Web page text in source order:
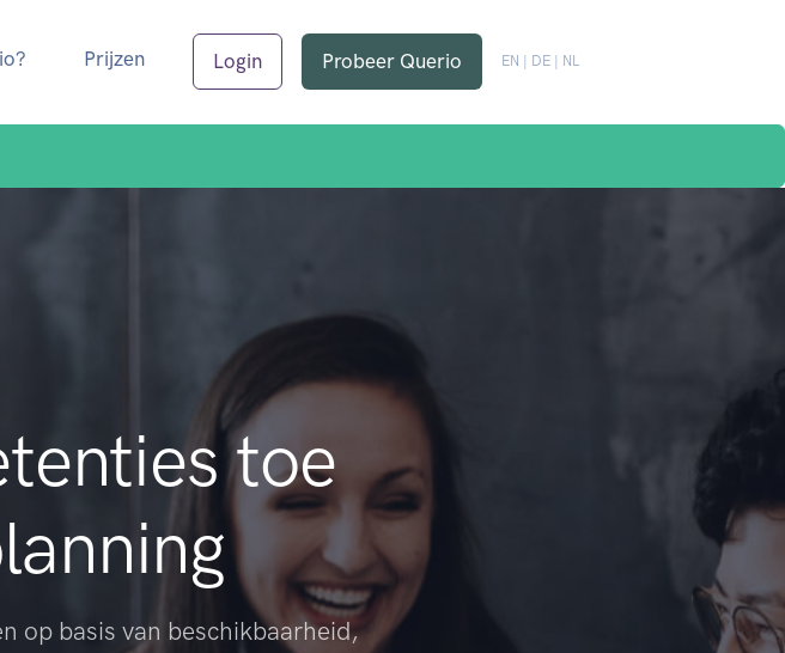
Prijzen Login Probeer Querio EN DE NL
toe
op basis van beschikbaarheid,